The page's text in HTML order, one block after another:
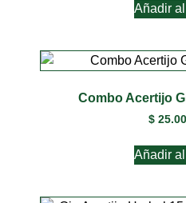
Añadir
Combo Acertijo
$
Añadir